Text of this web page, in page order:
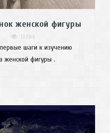
женской фигуры
11706
шаги к изучению
женской фигуры .